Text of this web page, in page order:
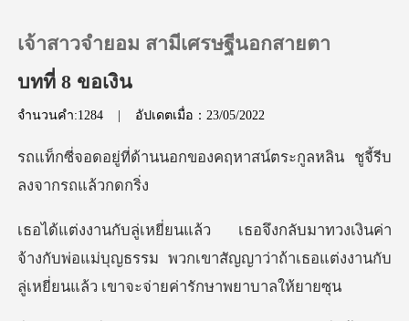
เติมเงิน
ประวัติการอ่าน
ออกจากระบบ
เจ้าสาวจำยอม สามีเศรษฐีนอกสายตา
บทที่ 8 ขอเงิน
จำนวนคำ:1284 | อัปเดตเมื่อ：23/05/2022
อกของคฤหาสน์ตระกูลหลิน ช
ค่า
จ้างกับพ่อแม่บุญธรรม พวกเขาสัญญาว่าถ้าเธอแต่งงา